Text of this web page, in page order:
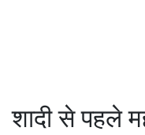
शादी से पहले